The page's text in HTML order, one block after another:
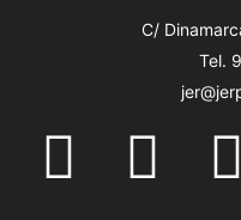
C/
Tel.